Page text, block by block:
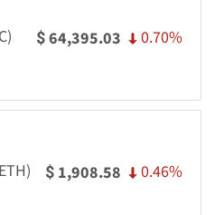
$64,395.03 0.70%
$ 1,908.58 0.46%